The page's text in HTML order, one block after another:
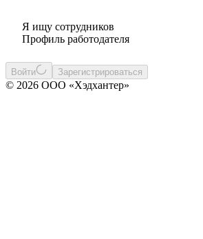
Я ищу сотрудников
Профиль работодателя
Войти Зарегистрироваться
© 2026 ООО «Хэдхантер»